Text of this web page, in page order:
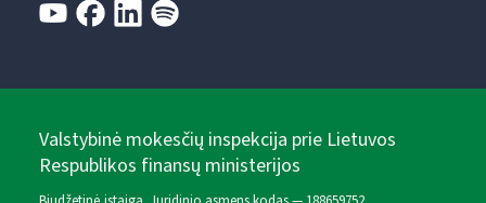
Valstybinė mokesčių inspekcija prie Lietuvos
Respublikos finansų ministerijos